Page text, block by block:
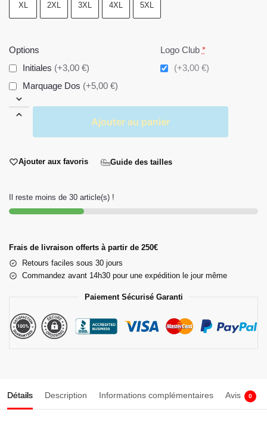
XL 2XL 3XL 4XL 5XL
Options
Initiales (+3,00 €)
Marquage Dos (+5,00 €)
Logo Club *
(+3,00 €)
Ajouter au panier
Ajouter aux favoris Guide des tailles
Il reste moins de 30 article(s) !
Frais de livraison offerts à partir de 250€
Retours faciles sous 30 jours
Commandez avant 14h30 pour une expédition le jour même
Paiement Sécurisé Garanti
Détails Description Informations complémentaires Avis 0